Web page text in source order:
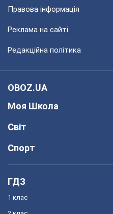
Правова інформація
Реклама на сайті
Редакційна політика
OBOZ.UA
Моя Школа
Світ
Спорт
ГДЗ
1 клас